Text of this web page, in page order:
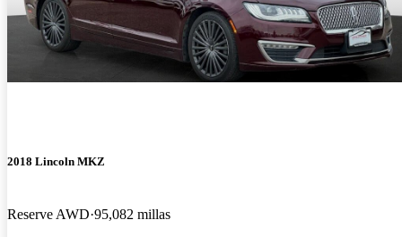
2018 Lincoln MKZ
Reserve AWD 95,082 millas